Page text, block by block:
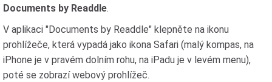
Documents by Readdle.
V aplikaci "Documents by Readdle" klepněte na ikonu
prohlížeče, která vypadá jako ikona Safari (malý kompas, na
iPhone je v pravém dolním rohu, na iPadu je v levém menu),
poté se zobrazí webový prohlížeč.